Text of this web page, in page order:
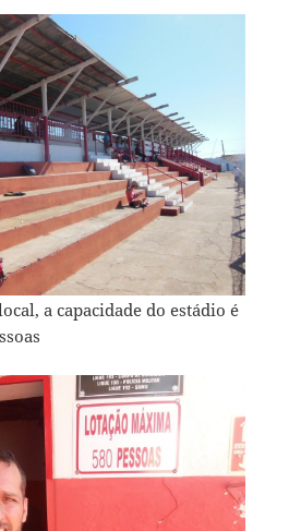
a capacidade do estádio é